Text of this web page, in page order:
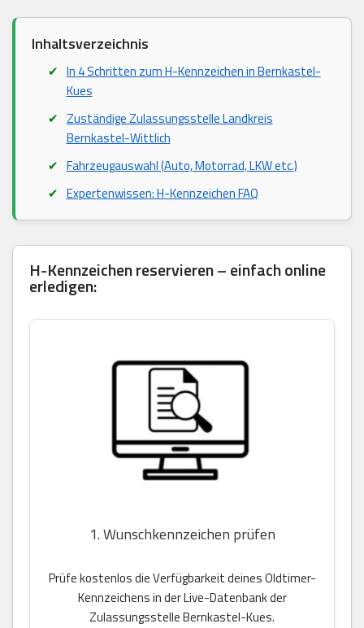
Inhaltsverzeichnis
In 4 Schritten zum H-Kennzeichen in Bernkastel-
Kues
Zuständige Zulassungsstelle Landkreis
Bernkastel-Wittlich
Fahrzeugauswahl (Auto, Motorrad, LKW etc.)
Expertenwissen: H-Kennzeichen FAQ
H-Kennzeichen reservieren – einfach online
erledigen:
1. Wunschkennzeichen prüfen
Prüfe kostenlos die Verfügbarkeit deines Oldtimer-
Kennzeichens in der Live-Datenbank der
Zulassungsstelle Bernkastel-Kues.